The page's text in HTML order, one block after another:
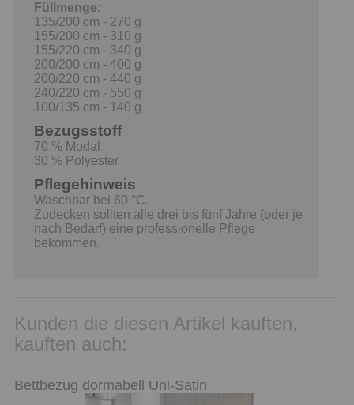
Füllmenge:
135/200 cm - 270 g
155/200 cm - 310 g
155/220 cm - 340 g
200/200 cm - 400 g
200/220 cm - 440 g
240/220 cm - 550 g
100/135 cm - 140 g
Bezugsstoff
70 % Modal
30 % Polyester
Pflegehinweis
Waschbar bei 60 °C.
Zudecken sollten alle drei bis fünf Jahre (oder je
nach Bedarf) eine professionelle Pflege
bekommen.
Kunden die diesen Artikel kauften,
kauften auch:
Bettbezug dormabell Uni-Satin